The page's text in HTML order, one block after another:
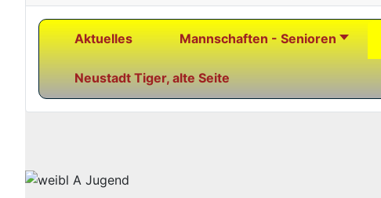
Aktuelles Mannschaften - Senioren
Neustadt Tiger, alte Seite